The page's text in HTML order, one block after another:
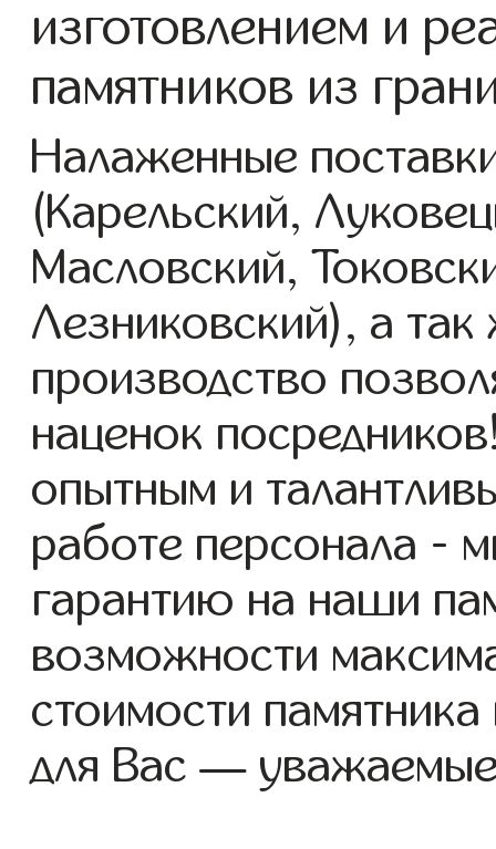
изготовлением и
памятников из
Налаженные
(Карельский,
Масловский,
Лезниковский), а
производство
наценок
опытным и
работе персонала -
гарантию на наши
возможности
стоимости
для Вас —